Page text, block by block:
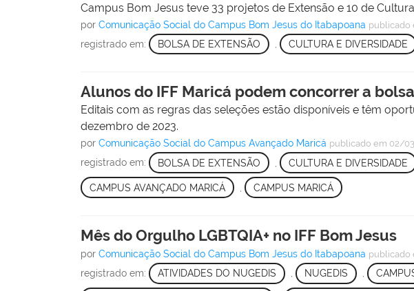
Campus Bom Jesus teve 33 projetos de Extensão e 10 de
porComunicação Social do Campus Bom Jesus do Itabapoana publicado
registrado em: BOLSA DE EXTENSÃO CULTURA E DIVERSIDADE
Alunos do IFF Maricá podem concorrer a
Editais com as regras das seleções estão disponíveis e têm
dezembro de 2023.
porComunicação Social do Campus Avançado Maricá publicado em 02/
registrado em: BOLSA DE EXTENSÃO CULTURA E DIVERSIDADE
CAMPUS AVANÇADO MARICÁ CAMPUS MARICÁ
Mês do Orgulho LGBTQIA+ no IFF Bom Jesus
porComunicação Social do Campus Bom Jesus do Itabapoana publicado
registrado em: ATIVIDADES DO NUGEDIS , NUGEDIS ,